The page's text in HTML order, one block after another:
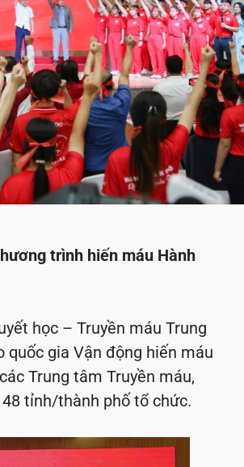
trình hiến máu Hành
học – Truyền máu Trung
quốc gia Vận động hiến máu
Trung tâm Truyền máu,
tỉnh/thành phố tổ chức.